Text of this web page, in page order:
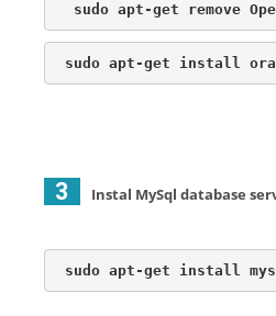
sudo apt-get remove
sudo apt-get install
3 Instal MySql database
sudo apt-get install